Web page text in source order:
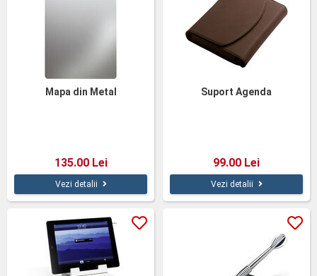
Mapa din Metal
135.00 Lei
Vezi detalii
Suport Agenda
99.00 Lei
Vezi detalii